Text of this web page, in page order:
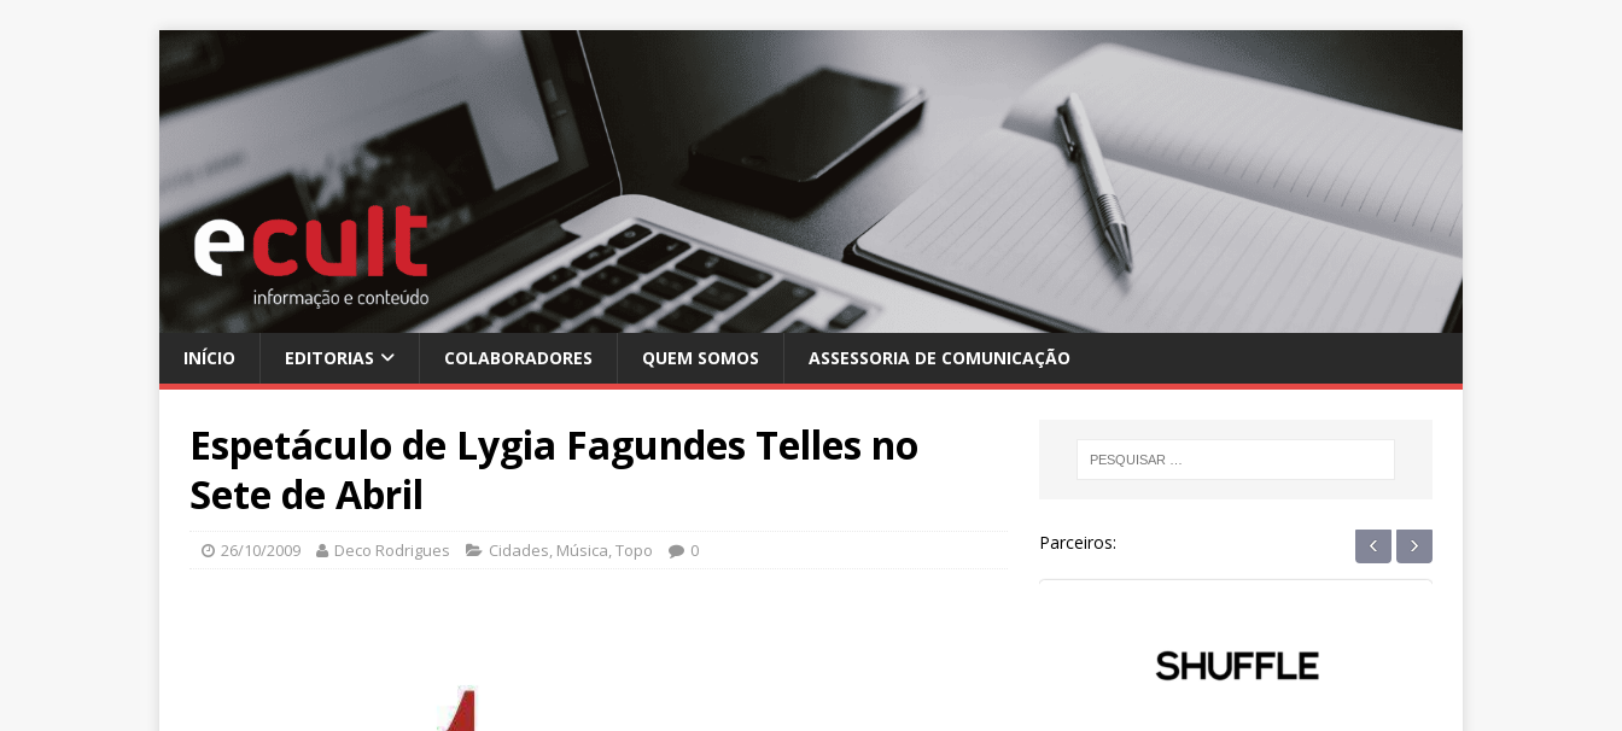
INÍCIO EDITORIAS COLABORADORES QUEM SOMOS ASSESSORIA DE COMUNICAÇÃO
Espetáculo de Lygia Fagundes Telles no
Sete de Abril
26/10/2009 Deco Rodrigues Cidades Música Topo 0 Parceiros: ‹ ›